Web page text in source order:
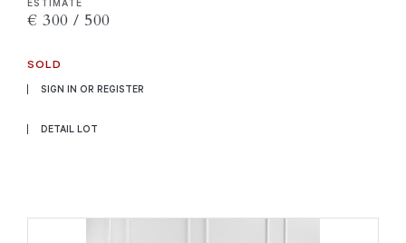
ESTIMATE
€ 300 / 500
SOLD
SIGN IN OR REGISTER
DETAIL LOT